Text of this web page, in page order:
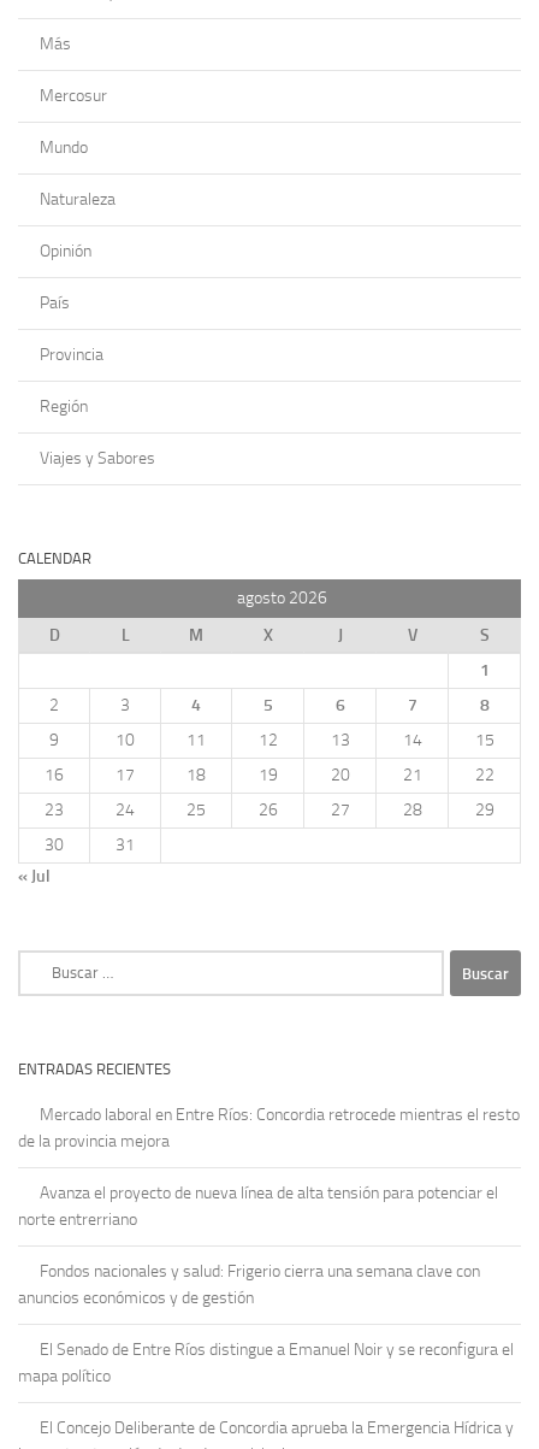
Más
Mercosur
Mundo
Naturaleza
Opinión
País
Provincia
Región
Viajes y Sabores
CALENDAR
agosto 2026
D
L M X J V
S
1
2
3 4 5 6 7
8
9
10 11 12 13 14
15
16
17 18 19 20 21
22
23
24 25 26 27 28
29
30
31
« Jul
ENTRADAS RECIENTES
Mercado laboral en Entre Ríos: Concordia retrocede mientras el resto
de la provincia mejora
Avanza el proyecto de nueva línea de alta tensión para potenciar el
norte entrerriano
Fondos nacionales y salud: Frigerio cierra una semana clave con
anuncios económicos y de gestión
El Senado de Entre Ríos distingue a Emanuel Noir y se reconfigura el
mapa político
El Concejo Deliberante de Concordia aprueba la Emergencia Hídrica y